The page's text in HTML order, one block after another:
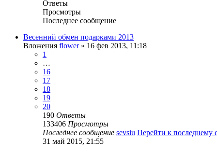
Ответы
Просмотры
Последнее сообщение
Весенний обмен подарками 2013
Вложения flower» 16 фев 2013, 11:18
1
…
16
17
18
19
20
190 Ответы
133406 Просмотры
Последнее сообщение sevsiu Перейти к последнему
31 май 2015, 21:55